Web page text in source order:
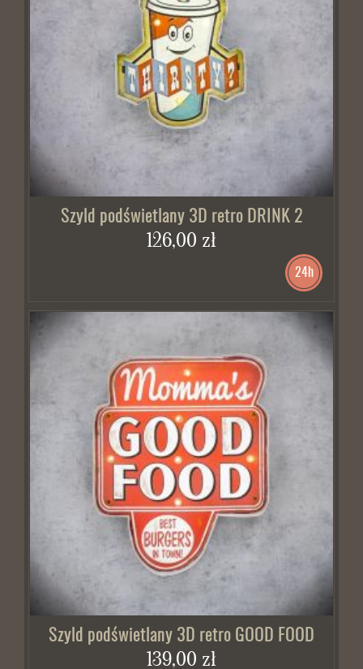
Szyld podświetlany 3D retro DRINK 2
126,00 zł
24h
Szyld podświetlany 3D retro GOOD FOOD
139,00 zł